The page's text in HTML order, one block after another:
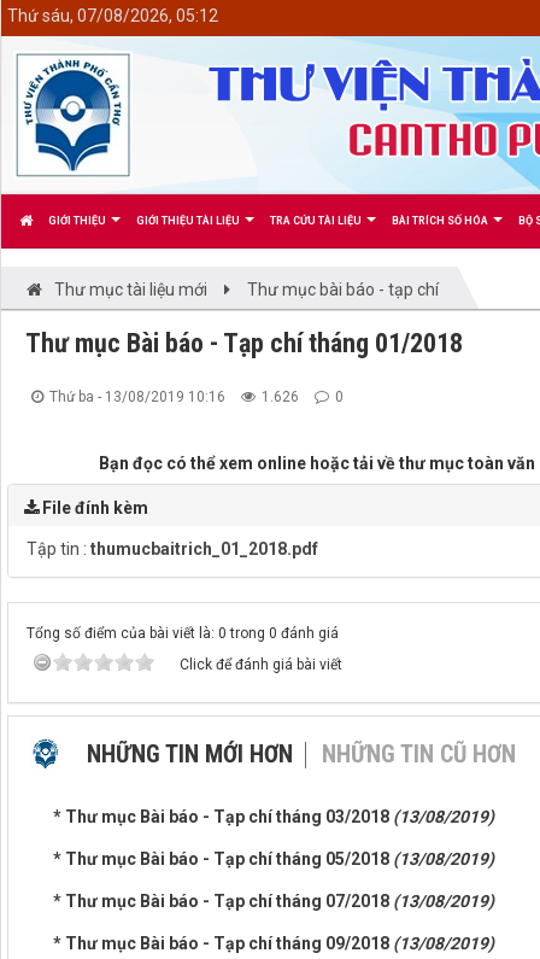
GIỚI THIỆU GIỚI THIỆU TÀI LIỆU TRA CỨU TÀI LIỆU BÀI TRÍCH SỐ HÓA BỘ
Thứ sáu, 07/08/2026, 05:12
Thư mục tài liệu mới Thư mục bài báo - tạp chí
Thư mục Bài báo - Tạp chí tháng 01/2018
Thứ ba - 13/08/2019 10:16 1.626 0
Bạn đọc có thể xem online hoặc tải về thư mục toàn
File đính kèm
Tập tin : thumucbaitrich_01_2018.pdf
Tổng số điểm của bài viết là: 0 trong 0 đánh giá
Click để đánh giá bài viết
NHỮNG TIN MỚI HƠN NHỮNG TIN CŨ HƠN
* Thư mục Bài báo - Tạp chí tháng 03/2018 (13/08/2019)
* Thư mục Bài báo - Tạp chí tháng 05/2018 (13/08/2019)
* Thư mục Bài báo - Tạp chí tháng 07/2018 (13/08/2019)
* Thư mục Bài báo - Tạp chí tháng 09/2018 (13/08/2019)
<